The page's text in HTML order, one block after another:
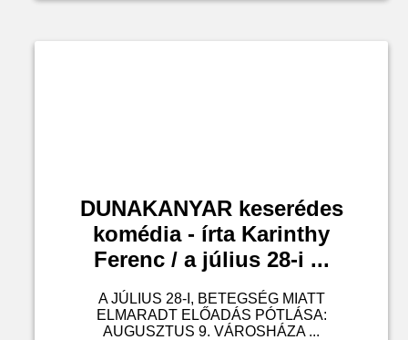
DUNAKANYAR keserédes
komédia - írta Karinthy
Ferenc / a július 28-i ...
A JÚLIUS 28-I, BETEGSÉG MIATT
ELMARADT ELŐADÁS PÓTLÁSA:
AUGUSZTUS 9. VÁROSHÁZA ...